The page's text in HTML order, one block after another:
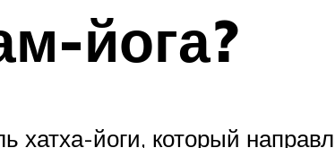
йога?
хатха-йоги, который